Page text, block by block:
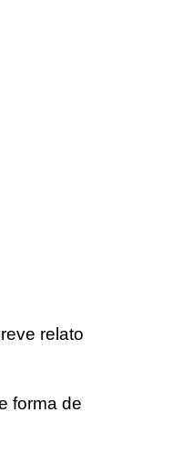
relato
forma de